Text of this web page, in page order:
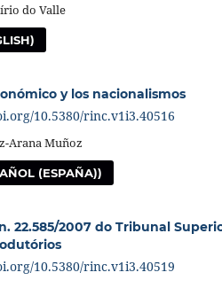
do Valle
y los nacionalismos
10.5380/rinc.v1i3.40516
Arana Muñoz
(ESPAÑA))
22.585/2007 do Tribunal
10.5380/rinc.v1i3.40519